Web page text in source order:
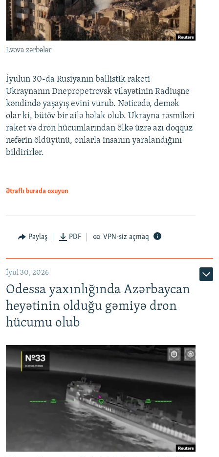
Lvova zərbələr
İyulun 30-da Rusiyanın ballistik raketi
Ukraynanın Dnepropetrovsk vilayətinin Radiuşne
kəndində yaşayış evini vurub. Nəticədə, demək
olar ki, bütöv bir ailə həlak olub. Ukrayna rəsmiləri
raket və dron hücumlarından ölkə üzrə azı doqquz
nəfərin öldüyünü, onlarla insanın yaralandığını
bildirirlər.
Ətraflı burada oxuyun
Paylaş PDF VPN-siz açmaq
İyul 30, 2026
Odessa yaxınlığında Azərbaycan
heyətinin olduğu gəmiyə dron
hücumu olub